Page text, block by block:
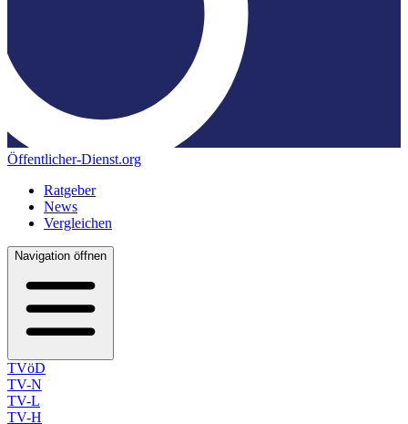
Öffentlicher-Dienst.org
Ratgeber
News
Vergleichen
Navigation öffnen
TVöD
TV-N
TV-L
TV-H